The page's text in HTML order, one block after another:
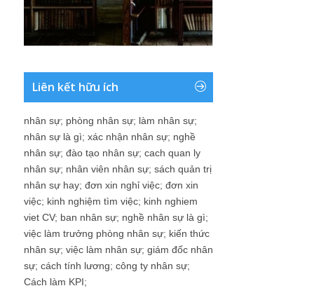
Liên kết hữu ích
nhân sự; phòng nhân sự; làm nhân sự;
nhân sự là gì; xác nhận nhân sự; nghề
nhân sự; đào tạo nhân sự; cach quan ly
nhân sự; nhân viên nhân sự; sách quản trị
nhân sự hay; đơn xin nghỉ việc; đơn xin
việc; kinh nghiệm tìm việc; kinh nghiem
viet CV; ban nhân sự; nghề nhân sự là gì;
việc làm trưởng phòng nhân sự; kiến thức
nhân sự; việc làm nhân sự; giám đốc nhân
sự; cách tính lương; công ty nhân sự;
Cách làm KPI;